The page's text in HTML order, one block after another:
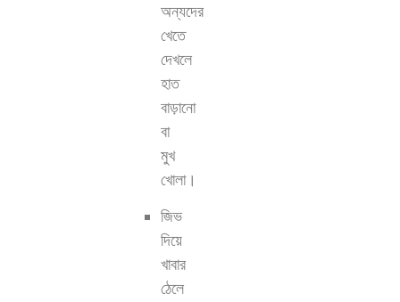
অন্যদের
খেতে
দেখলে
হাত
বাড়ানো
বা
মুখ
খোলা।
জিভ
দিয়ে
খাবার
ঠেলে